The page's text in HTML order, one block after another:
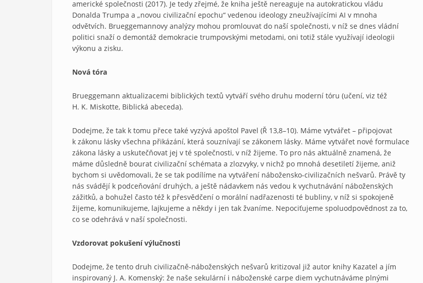
americké společnosti (2017). Je tedy zřejmé, že kniha ještě nereaguje na autokratickou vládu
Donalda Trumpa a „novou civilizační epochu“ vedenou ideology zneužívajícími AI v mnoha
odvětvích. Brueggemannovy analýzy mohou promlouvat do naší společnosti, v níž se dnes vládní
politici snaží o demontáž demokracie trumpovskými metodami, oni totiž stále využívají ideologii
výkonu a zisku.
Nová tóra
Brueggemann aktualizacemi biblických textů vytváří svého druhu moderní tóru (učení, viz též
H. K. Miskotte, Biblická abeceda).
Dodejme, že tak k tomu přece také vyzývá apoštol Pavel (Ř 13,8–10). Máme vytvářet – připojovat
k zákonu lásky všechna přikázání, která souznívají se zákonem lásky. Máme vytvářet nové formulace
zákona lásky a uskutečňovat jej v té společnosti, v níž žijeme. To pro nás aktuálně znamená, že
máme důsledně bourat civilizační schémata a zlozvyky, v nichž po mnohá desetiletí žijeme, aniž
bychom si uvědomovali, že se tak podílíme na vytváření nábožensko-civilizačních nešvarů. Právě ty
nás svádějí k podceňování druhých, a ještě nádavkem nás vedou k vychutnávání náboženských
zážitků, a bohužel často též k přesvědčení o morální nadřazenosti té bubliny, v níž si spokojeně
žijeme, komunikujeme, lajkujeme a někdy i jen tak žvaníme. Nepociťujeme spoluodpovědnost za to,
co se odehrává v naší společnosti.
Vzdorovat pokušení výlučnosti
Dodejme, že tento druh civilizačně-náboženských nešvarů kritizoval již autor knihy Kazatel a jím
inspirovaný J. A. Komenský: že naše sekulární i náboženské carpe diem vychutnáváme plnými